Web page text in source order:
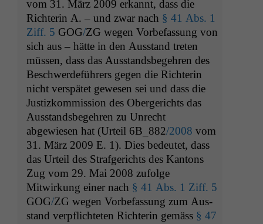
vom 31. März 2009 erkan­nt, dass die
Rich­terin A. – und zwar nach § 41 Abs. 1
Ziff. 5 GOG/ZG wegen Vor­be­fas­sung von
sich aus – hätte in den Aus­stand treten
müssen, dass das Aus­stands­begehren des
Beschw­erde­führers gegen die Rich­terin
nicht ver­spätet gewe­sen sei und dass die
Jus­tizkom­mis­sion des Oberg­erichts das
Aus­stands­begehren zu Unrecht
abgewiesen hat (Urteil 6B_882/2008 vom
31. März 2009 E. 1). Dies bedeutet, dass
das Urteil des Strafgerichts des Kan­tons
Zug vom 29. Mai 2008 zufolge
Mitwirkung ein­er nach § 41 Abs. 1 Ziff. 5
GOG/ZG wegen Vor­be­fas­sung zum Aus­
stand verpflichteten Rich­terin gemäss § 47
Statistiken
Um unsere
Website zu
verbessern,
zeichnen
wir
anonyme
statistische
Daten auf.
Funktionalität
Einige
Funktionen auf
dieser Website
sind optional.
Wenn Sie